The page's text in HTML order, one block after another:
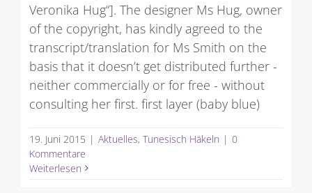
Veronika Hug“]. The designer Ms Hug, owner
of the copyright, has kindly agreed to the
transcript/translation for Ms Smith on the
basis that it doesn’t get distributed further -
neither commercially or for free - without
consulting her first. first layer (baby blue)
19. Juni 2015 | Aktuelles, Tunesisch Häkeln | 0
Kommentare
Weiterlesen